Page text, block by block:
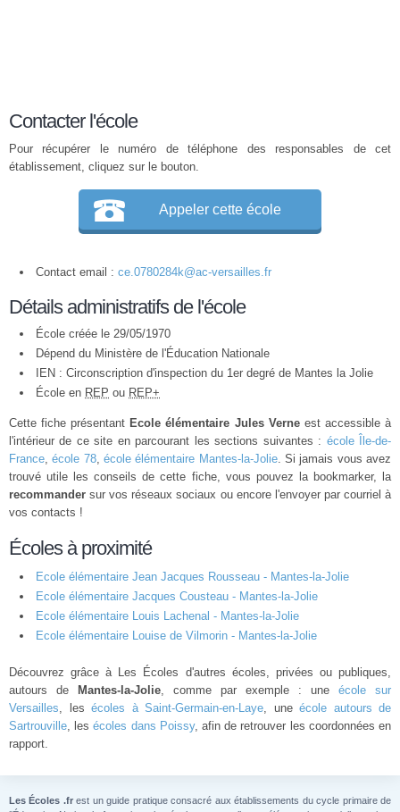
Contacter l'école
Pour récupérer le numéro de téléphone des responsables de cet
établissement, cliquez sur le bouton.
Appeler cette école
Contact email : ce.0780284k@ac-versailles.fr
Détails administratifs de l'école
École créée le 29/05/1970
Dépend du Ministère de l'Éducation Nationale
IEN : Circonscription d'inspection du 1er degré de Mantes la Jolie
École en REP ou REP+
Cette fiche présentant Ecole élémentaire Jules Verneest accessible à
l'intérieur de ce site en parcourant les sections suivantes : école Île-de-
France,école 78,école élémentaire Mantes-la-Jolie. Si jamais vous avez
trouvé utile les conseils de cette fiche, vous pouvez la bookmarker, la
recommander sur vos réseaux sociaux ou encore l'envoyer par courriel à
vos contacts !
Écoles à proximité
Ecole élémentaire Jean Jacques Rousseau - Mantes-la-Jolie
Ecole élémentaire Jacques Cousteau - Mantes-la-Jolie
Ecole élémentaire Louis Lachenal - Mantes-la-Jolie
Ecole élémentaire Louise de Vilmorin - Mantes-la-Jolie
Découvrez grâce à Les Écoles d'autres écoles, privées ou publiques,
autours de
Mantes-la-Jolie, comme par exemple : une école sur
Versailles, les écoles à Saint-Germain-en-Laye, une école autours de
Sartrouville, lesécoles dans Poissy, afin de retrouver les coordonnées en
rapport.
Les Écoles .frest un guide pratique consacré aux établissements du cycle primaire de